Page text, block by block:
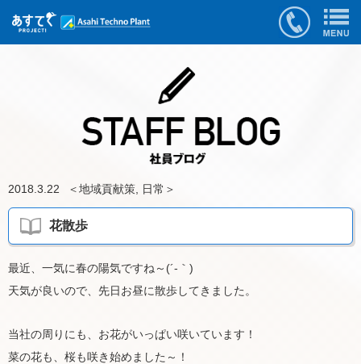
2018.3.22 ＜地域貢献策 日常 ＞
花散歩
最近、一気に春の陽気ですね～(´-｀)
天気が良いので、先日お昼に散歩してきました。
当社の周りにも、お花がいっぱい咲いています！
菜の花も、桜も咲き始めました～！